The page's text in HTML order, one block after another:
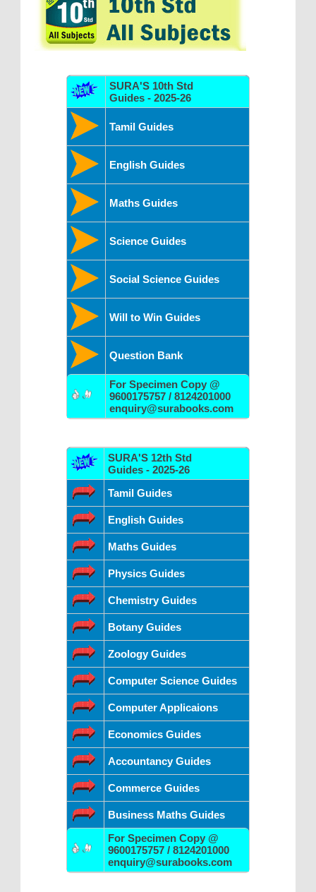
SURA'S 10th Std
Guides - 2025-26
Tamil Guides
English Guides
Maths Guides
Science Guides
Social Science Guides
Will to Win Guides
Question Bank
For Specimen Copy @
9600175757 / 8124201000
enquiry@surabooks.com
SURA'S 12th Std
Guides - 2025-26
Tamil Guides
English Guides
Maths Guides
Physics Guides
Chemistry Guides
Botany Guides
Zoology Guides
Computer Science Guides
Computer Applicaions
Economics Guides
Accountancy Guides
Commerce Guides
Business Maths Guides
For Specimen Copy @
9600175757 / 8124201000
enquiry@surabooks.com